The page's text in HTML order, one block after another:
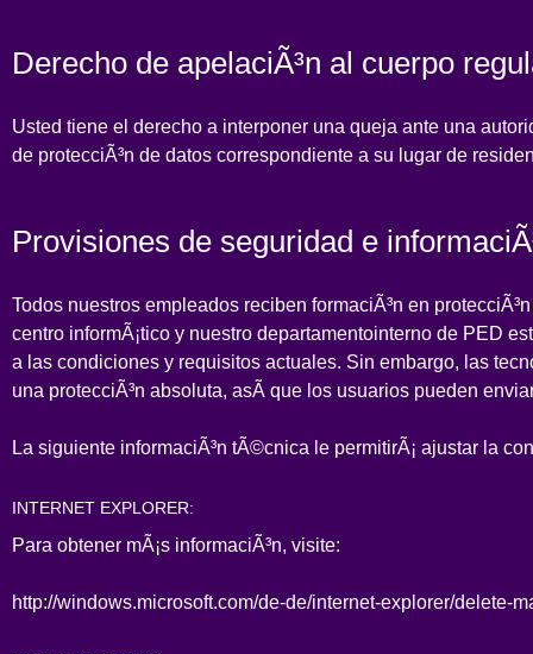
Derecho de apelaciÃ³n al cuerpo
Usted tiene el derecho a interponer una queja ante una
de protecciÃ³n de datos correspondiente a su lugar de
Provisiones de seguridad e
Todos nuestros empleados reciben formaciÃ³n en
centro informÃ¡tico y nuestro departamentointerno de PED
a las condiciones y requisitos actuales. Sin embargo, las
una protecciÃ³n absoluta, asÃ­ que los usuarios pueden
La siguiente informaciÃ³n tÃ©cnica le permitirÃ¡ ajustar la
INTERNET EXPLORER:
Para obtener mÃ¡s informaciÃ³n, visite:
http://windows.microsoft.com/de-de/internet-explorer/delete-